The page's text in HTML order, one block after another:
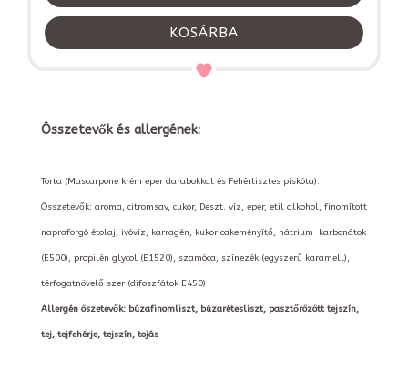
KOSÁRBA
Összetevők és allergének:
Torta (Mascarpone krém eper darabokkal és Fehérlisztes piskóta):
Összetevők: aroma, citromsav, cukor, Deszt. víz, eper, etil alkohol, finomított
napraforgó étolaj, ivóvíz, karragén, kukoricakeményítő, nátrium-karbonátok
(E500), propilén glycol (E1520), szamóca, színezék (egyszerű karamell),
térfogatnövelő szer (difoszfátok E450)
Allergén öszetevők: búzafinomliszt, búzarétesliszt, pasztőrözött tejszín,
tej, tejfehérje, tejszín, tojás